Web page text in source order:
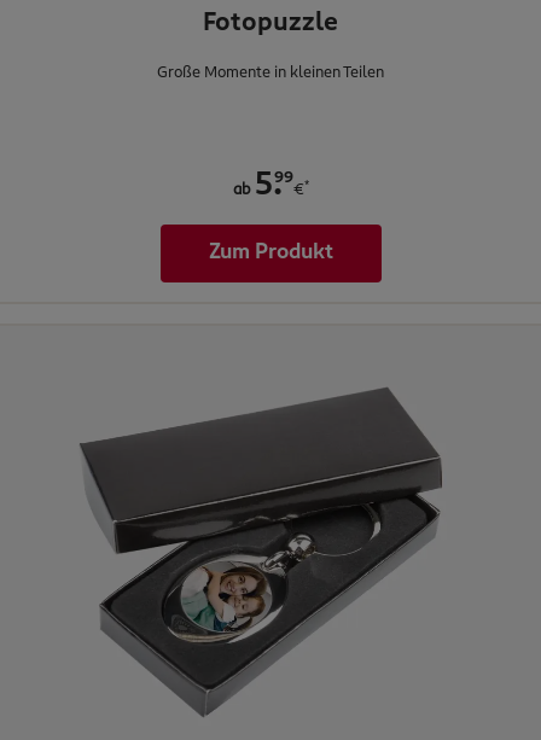
Fotopuzzle
Große Momente in kleinen Teilen
ab 5.
99
€*
Zum Produkt